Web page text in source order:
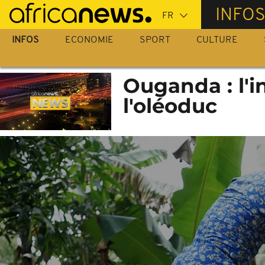
Passer
au
contenu
INFOS
INFOS ECONOMIE SPORT CULTURE
Ouganda :
l'oléoduc